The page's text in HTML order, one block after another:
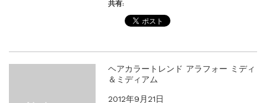
共有:
ヘアカラートレンド アラフォー ミディ
＆ミディアム
2012年9月21日